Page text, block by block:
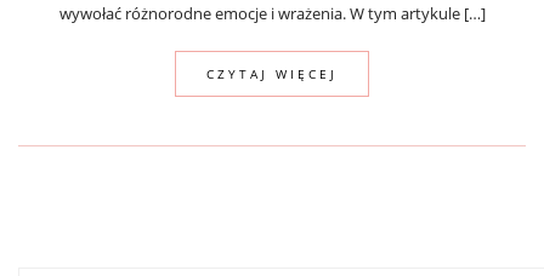
wywołać różnorodne emocje i wrażenia. W tym artykule […]
CZYTAJ WIĘCEJ